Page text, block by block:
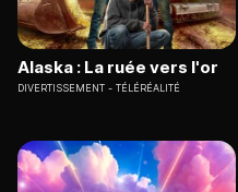
Alaska : La ruée vers l'or
DIVERTISSEMENT TÉLÉRÉALITÉ